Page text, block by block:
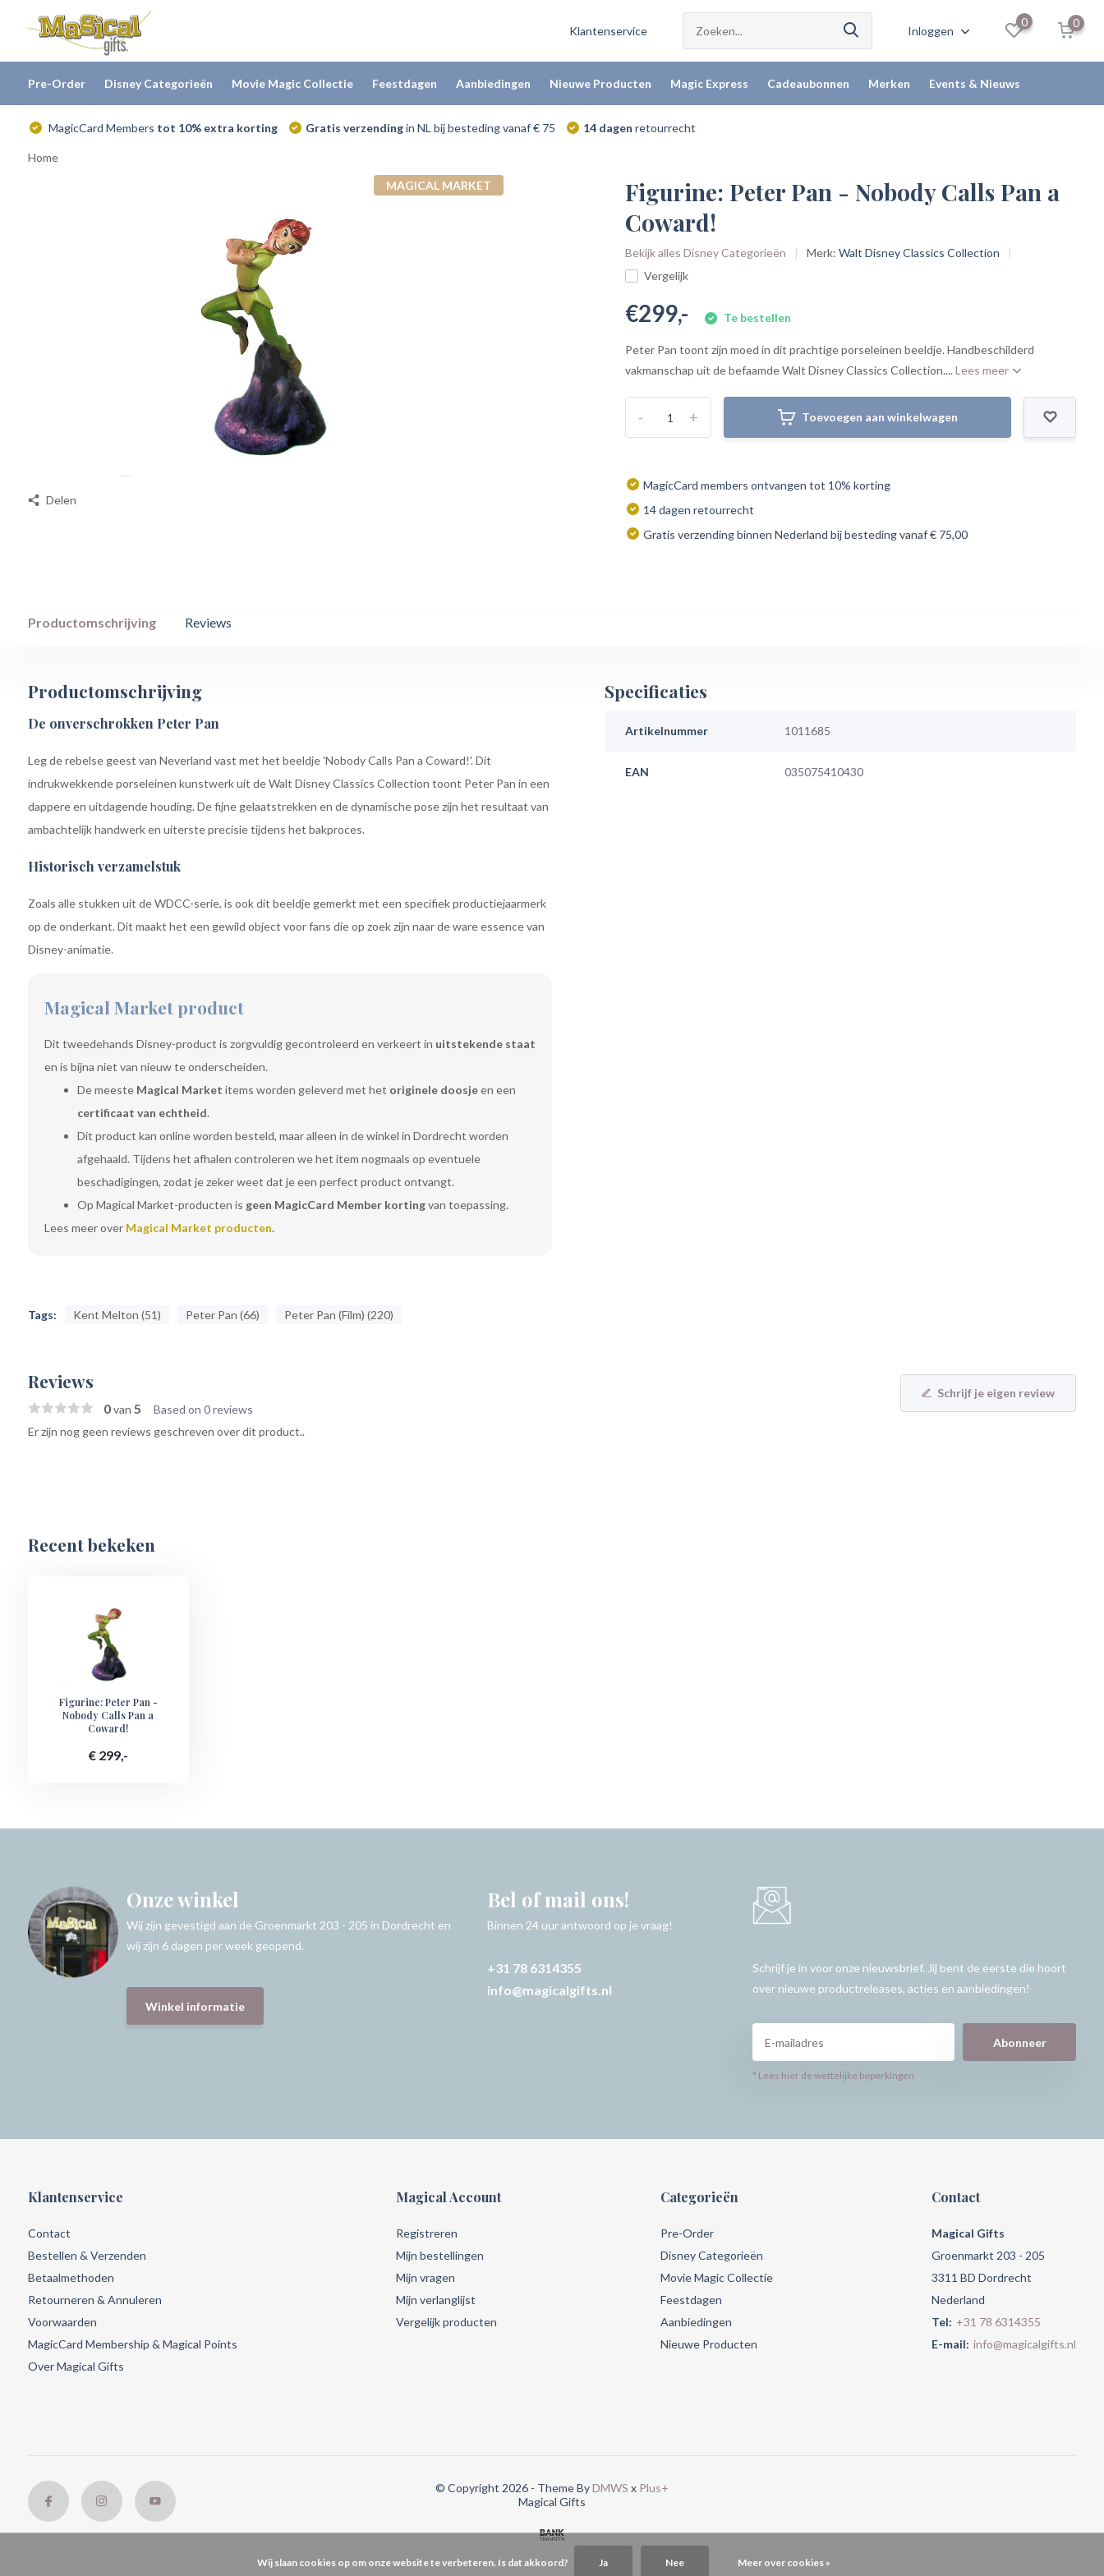
Klantenservice Inloggen
0 0
Pre-Order Disney Categorieën Movie Magic Collectie Feestdagen Aanbiedingen Nieuwe Producten Magic Express Cadeaubonnen Merken Events & Nieuws
MagicCard Members tot 10% extra korting Gratis verzendingin NL bij besteding vanaf € 75 14 dagen retourrecht
Home
MAGICAL MARKET
Delen
Figurine: Peter Pan - Nobody Calls Pan a
Coward!
Bekijk alles Disney Categorieën Merk:Walt Disney Classics Collection
Vergelijk
€299,- Te bestellen
Peter Pan toont zijn moed in dit prachtige porseleinen beeldje. Handbeschilderd
vakmanschap uit de befaamde Walt Disney Classics Collection....Lees meer
+
- Toevoegen aan winkelwagen
MagicCard members ontvangen tot 10% korting
14 dagen retourrecht
Gratis verzending binnen Nederland bij besteding vanaf € 75,00
Productomschrijving Reviews
Productomschrijving
De onverschrokken Peter Pan
Leg de rebelse geest van Neverland vast met het beeldje 'Nobody Calls Pan a Coward!'. Dit
indrukwekkende porseleinen kunstwerk uit de Walt Disney Classics Collection toont Peter Pan in een
dappere en uitdagende houding. De fijne gelaatstrekken en de dynamische pose zijn het resultaat van
ambachtelijk handwerk en uiterste precisie tijdens het bakproces.
Historisch verzamelstuk
Zoals alle stukken uit de WDCC-serie, is ook dit beeldje gemerkt met een specifiek productiejaarmerk
op de onderkant. Dit maakt het een gewild object voor fans die op zoek zijn naar de ware essence van
Disney-animatie.
Magical Market product
Dit tweedehands Disney-product is zorgvuldig gecontroleerd en verkeert in uitstekende staat
en is bijna niet van nieuw te onderscheiden.
De meeste Magical Market items worden geleverd met het originele doosjeen een
certificaat van echtheid.
Dit product kan online worden besteld, maar alleen in de winkel in Dordrecht worden
afgehaald. Tijdens het afhalen controleren we het item nogmaals op eventuele
beschadigingen, zodat je zeker weet dat je een perfect product ontvangt.
Op Magical Market-producten is geen MagicCard Member kortingvan toepassing.
Lees meer over Magical Market producten.
Tags: Kent Melton (51) Peter Pan (66) Peter Pan (Film) (220)
Specificaties
Artikelnummer 1011685
EAN 035075410430
Reviews
0van 5 Based on 0 reviews
Schrijf je eigen review
Er zijn nog geen reviews geschreven over dit product..
Recent bekeken
Figurine: Peter Pan -
Nobody Calls Pan a
Coward!
€ 299,-
Onze winkel
Wij zijn gevestigd aan de Groenmarkt 203 - 205 in Dordrecht en
wij zijn 6 dagen per week geopend.
Winkel informatie
Bel of mail ons!
Binnen 24 uur antwoord op je vraag!
+31 78 6314355
info@magicalgifts.nl
Schrijf je in voor onze nieuwsbrief. Jij bent de eerste die hoort
over nieuwe productreleases, acties en aanbiedingen!
Abonneer
* Lees hier de wettelijke beperkingen
Klantenservice
Contact
Bestellen & Verzenden
Betaalmethoden
Retourneren & Annuleren
Voorwaarden
MagicCard Membership & Magical Points
Over Magical Gifts
Magical Account
Registreren
Mijn bestellingen
Mijn vragen
Mijn verlanglijst
Vergelijk producten
Categorieën
Pre-Order
Disney Categorieën
Movie Magic Collectie
Feestdagen
Aanbiedingen
Nieuwe Producten
Contact
Magical Gifts
Groenmarkt 203 - 205
3311 BD Dordrecht
Nederland
Tel: +31 78 6314355
E-mail: info@magicalgifts.nl
© Copyright 2026 - Theme ByDMWS x Plus+
Magical Gifts
Wij slaan cookies op om onze website te verbeteren. Is dat akkoord? Ja Nee Meer over cookies »